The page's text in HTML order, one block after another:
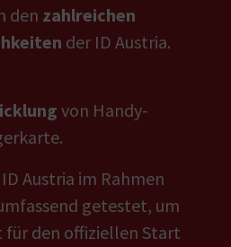
den zahlreichen
der ID Austria.
von Handy-
Austria im Rahmen
getestet, um
für den offiziellen Start